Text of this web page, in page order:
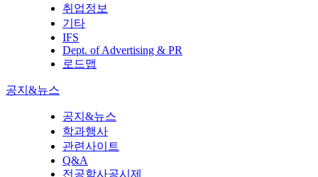
취업정보
기타
IFS
Dept. of Advertising & PR
로드맵
공지&뉴스
공지&뉴스
학과행사
관련사이트
Q&A
전공학사공시제